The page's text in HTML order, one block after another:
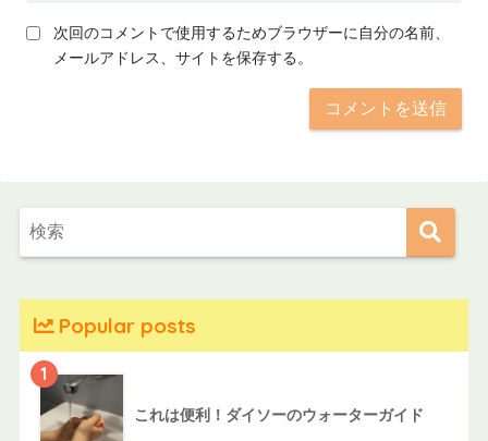
次回のコメントで使用するためブラウザーに自分の名前、
メールアドレス、サイトを保存する。
Popular posts
1
これは便利！ダイソーのウォーターガイド